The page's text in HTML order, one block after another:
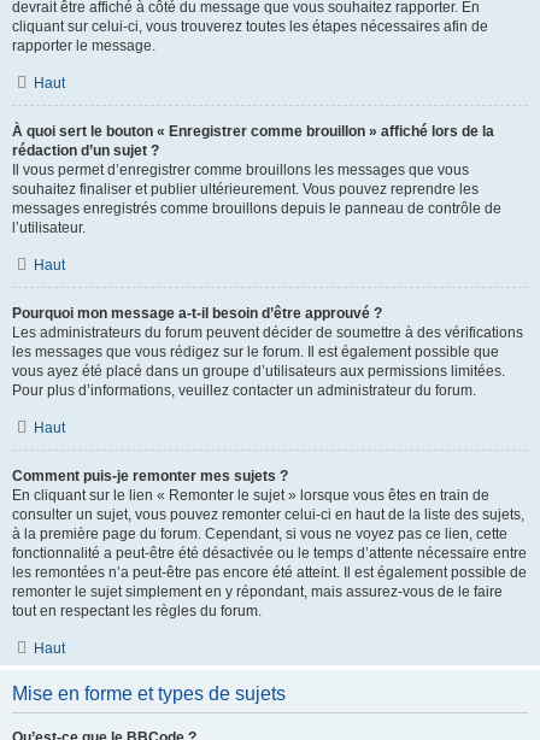
devrait être affiché à côté du message que vous souhaitez rapporter. En
cliquant sur celui-ci, vous trouverez toutes les étapes nécessaires afin de
rapporter le message.
Haut
À quoi sert le bouton « Enregistrer comme brouillon » affiché lors de la
rédaction d’un sujet ?
Il vous permet d’enregistrer comme brouillons les messages que vous
souhaitez finaliser et publier ultérieurement. Vous pouvez reprendre les
messages enregistrés comme brouillons depuis le panneau de contrôle de
l’utilisateur.
Haut
Pourquoi mon message a-t-il besoin d’être approuvé ?
Les administrateurs du forum peuvent décider de soumettre à des vérifications
les messages que vous rédigez sur le forum. Il est également possible que
vous ayez été placé dans un groupe d’utilisateurs aux permissions limitées.
Pour plus d’informations, veuillez contacter un administrateur du forum.
Haut
Comment puis-je remonter mes sujets ?
En cliquant sur le lien « Remonter le sujet » lorsque vous êtes en train de
consulter un sujet, vous pouvez remonter celui-ci en haut de la liste des sujets,
à la première page du forum. Cependant, si vous ne voyez pas ce lien, cette
fonctionnalité a peut-être été désactivée ou le temps d’attente nécessaire entre
les remontées n’a peut-être pas encore été atteint. Il est également possible de
remonter le sujet simplement en y répondant, mais assurez-vous de le faire
tout en respectant les règles du forum.
Haut
Mise en forme et types de sujets